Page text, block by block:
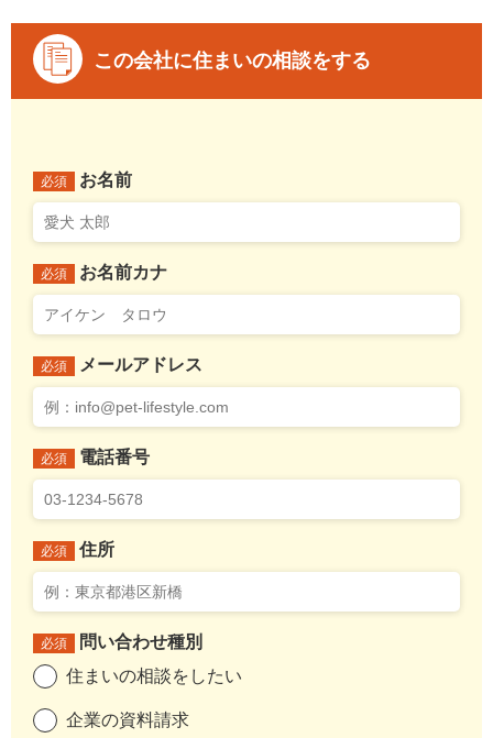
この会社に住まいの相談をする
必須 お名前
必須 お名前カナ
必須 メールアドレス
必須 電話番号
必須 住所
必須
問い合わせ種別
住まいの相談をしたい
企業の資料請求